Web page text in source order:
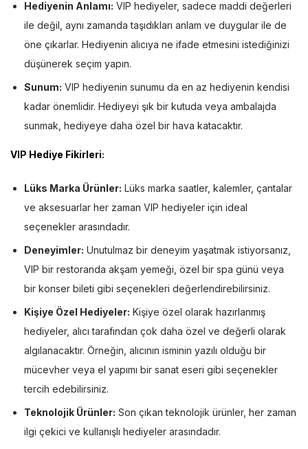
Hediyenin Anlamı: VIP hediyeler, sadece maddi değerleri
ile değil, aynı zamanda taşıdıkları anlam ve duygular ile de
öne çıkarlar. Hediyenin alıcıya ne ifade etmesini istediğinizi
düşünerek seçim yapın.
Sunum: VIP hediyenin sunumu da en az hediyenin kendisi
kadar önemlidir. Hediyeyi şık bir kutuda veya ambalajda
sunmak, hediyeye daha özel bir hava katacaktır.
VIP Hediye Fikirleri:
Lüks Marka Ürünler: Lüks marka saatler, kalemler, çantalar
ve aksesuarlar her zaman VIP hediyeler için ideal
seçenekler arasındadır.
Deneyimler: Unutulmaz bir deneyim yaşatmak istiyorsanız,
VIP bir restoranda akşam yemeği, özel bir spa günü veya
bir konser bileti gibi seçenekleri değerlendirebilirsiniz.
Kişiye Özel Hediyeler: Kişiye özel olarak hazırlanmış
hediyeler, alıcı tarafından çok daha özel ve değerli olarak
algılanacaktır. Örneğin, alıcının isminin yazılı olduğu bir
mücevher veya el yapımı bir sanat eseri gibi seçenekler
tercih edebilirsiniz.
Teknolojik Ürünler: Son çıkan teknolojik ürünler, her zaman
ilgi çekici ve kullanışlı hediyeler arasındadır.